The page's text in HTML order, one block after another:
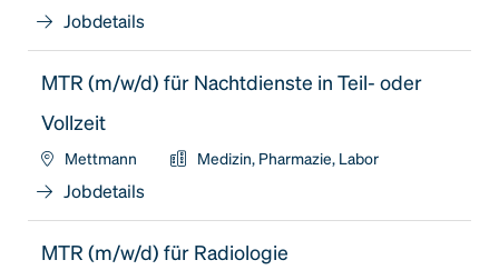
Jobdetails
MTR (m/w/d) für Nachtdienste in Teil- oder
Vollzeit
Mettmann Medizin, Pharmazie, Labor
Jobdetails
MTR (m/w/d) für Radiologie